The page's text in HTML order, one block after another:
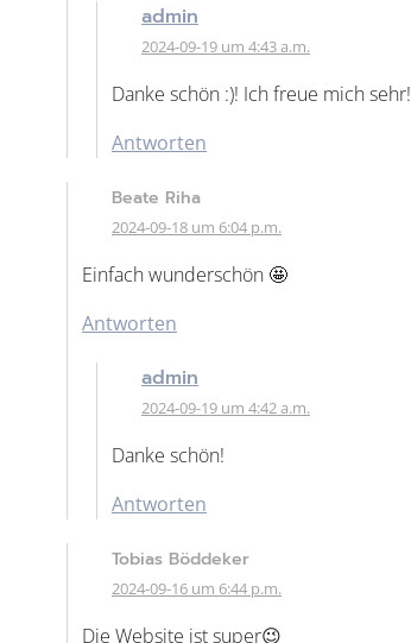
admin
2024-09-19 um 4:43 a.m.
Danke schön :)! Ich freue mich sehr!
Antworten
Beate Riha
2024-09-18 um 6:04 p.m.
Einfach wunderschön 🤩
Antworten
admin
2024-09-19 um 4:42 a.m.
Danke schön!
Antworten
Tobias Böddeker
2024-09-16 um 6:44 p.m.
Die Website ist super😉